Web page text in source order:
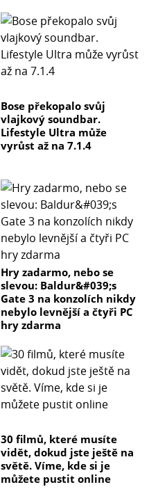
Bose překopalo svůj
vlajkový soundbar.
Lifestyle Ultra může
vyrůst až na 7.1.4
Hry zadarmo, nebo se
slevou: Baldur&#039;s
Gate 3 na konzolích nikdy
nebylo levnější a čtyři PC
hry zdarma
30 filmů, které musíte
vidět, dokud jste ještě na
světě. Víme, kde si je
můžete pustit online